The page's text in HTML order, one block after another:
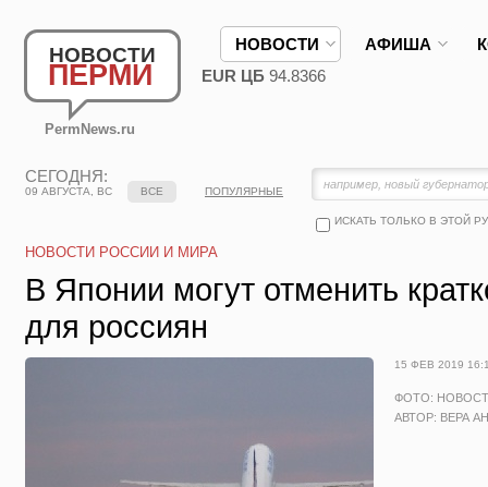
НОВОСТИ
ПЕРМИ
PermNews.ru
НОВОСТИ АФИША
EUR ЦБ 94.8366
СЕГОДНЯ:
09 АВГУСТА, ВС
ИСКАТЬ ТОЛЬКО В ЭТОЙ
ВСЕ ПОПУЛЯРНЫЕ
НОВОСТИ РОССИИ И МИРА
В Японии могут отменить
для россиян
15 ФЕВ 2019
ФОТО:
АВТОР: ВЕРА